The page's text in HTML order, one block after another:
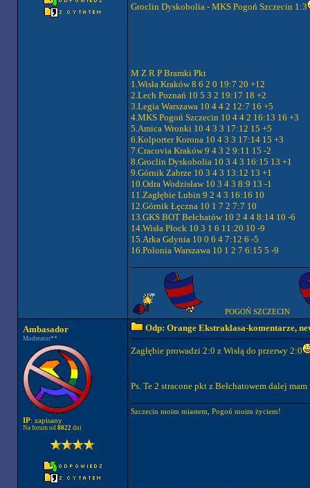
Groclin Dyskobolia - MKS Pogoń Szczecin 1:3
M Z R P Bramki Pkt
1.Wisła Kraków 8 6 2 0 19:7 20 +12
2.Lech Poznań 10 5 3 2 19:17 18 +2
3.Legia Warszawa 10 4 4 2 12:7 16 +5
4.MKS Pogoń Szczecin 10 4 4 2 16:13 16 +3
5.Amica Wronki 10 4 3 3 17:12 15 +5
6.Kolporter Korona 10 4 3 3 17:14 15 +3
7.Cracovia Kraków 9 4 3 2 9:11 15 -2
8.Groclin Dyskobolia 10 3 4 3 16:15 13 +1
9.Górnik Zabrze 10 3 4 3 13:12 13 +1
10.Odra Wodzisław 10 3 4 3 8:9 13 -1
11.Zagłębie Lubin 9 2 4 3 16:16 10
12.Górnik Łęczna 10 1 7 2 7:7 10
13.GKS BOT Bełchatów 10 2 4 4 8:14 10 -6
14.Wisła Płock 10 3 1 6 11:20 10 -9
15.Arka Gdynia 10 0 6 4 7:12 6 -5
16.Polonia Warszawa 10 1 2 7 6:15 5 -9
POGOŃ SZCZECIN
Ambasador
Moderator**
IP: zapisany
Na forum od 8022dni
Odp: Orange Ekstraklasa-komentarze,
Zagłębie prowadzi 2:0 z Wisłą do przerwy 2:0
Ps. Te 2 stracone pkt z Bełchatowem dalej
Szczecin moim miastem, Pogoń moim życiem!